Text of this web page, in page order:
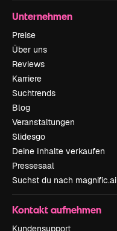
Unternehmen
Preise
Über uns
Reviews
Karriere
Suchtrends
Blog
Veranstaltungen
Slidesgo
Deine Inhalte verkaufen
Pressesaal
Suchst du nach magnific.ai
Kontakt aufnehmen
Kundensupport